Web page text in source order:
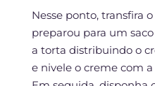
Nesse ponto, transfira
preparou para um
a torta distribuindo o
e nivele o creme com